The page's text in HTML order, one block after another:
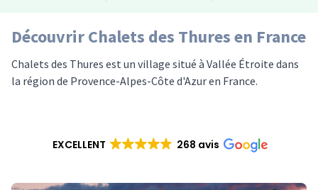
Découvrir Chalets des Thures en France
Chalets des Thures est un village situé à Vallée Étroite dans
la région de Provence-Alpes-Côte d'Azur en France.
EXCELLENT 268 avis